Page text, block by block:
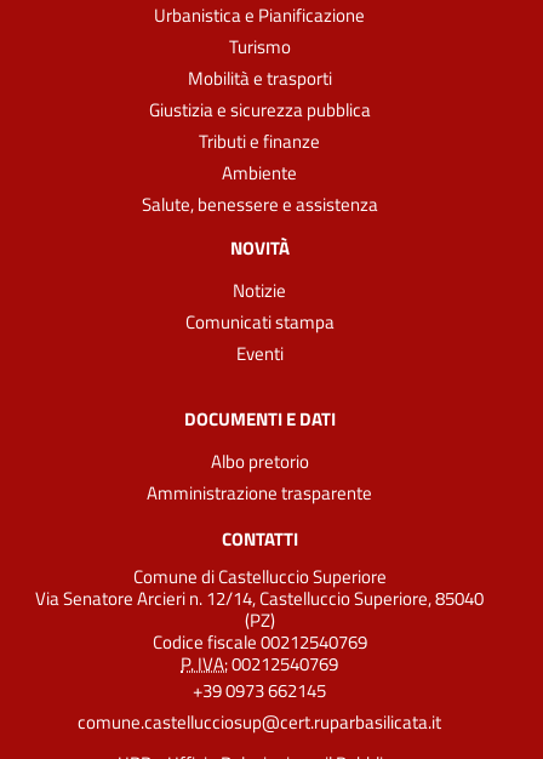
Urbanistica e Pianificazione
Turismo
Mobilità e trasporti
Giustizia e sicurezza pubblica
Tributi e finanze
Ambiente
Salute, benessere e assistenza
NOVITÀ
Notizie
Comunicati stampa
Eventi
DOCUMENTI E DATI
Albo pretorio
Amministrazione trasparente
CONTATTI
Comune di Castelluccio Superiore
Via Senatore Arcieri n. 12/14, Castelluccio Superiore, 85040
(PZ)
Codice fiscale 00212540769
P. IVA:00212540769
+39 0973 662145
comune.castellucciosup@cert.ruparbasilicata.it